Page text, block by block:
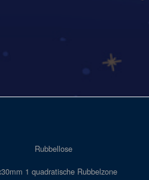
Rubbellose
1 quadratische Rubbelzone